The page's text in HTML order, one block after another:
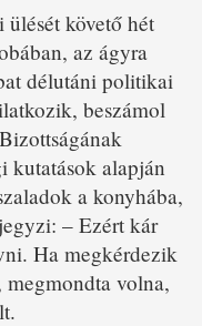
ülését követő hét
az ágyra
délutáni politikai
beszámol
kutatások alapján
a konyhába,
– Ezért kár
Ha megkérdezik
volna,